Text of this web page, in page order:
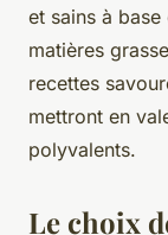
et sains à base
matières
recettes
mettront en
polyvalents.
Le choix